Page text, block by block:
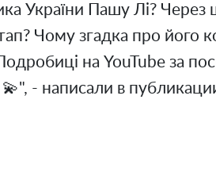
України Пашу Лі?
Чому згадка про його
на YouTube за
- написали в